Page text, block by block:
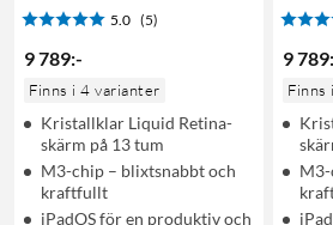
5.0 (5)
9 789:-
Finns i 4 varianter
Kristallklar Liquid Retina-
skärm på 13 tum
M3-chip – blixtsnabbt och
kraftfullt
iPadOS för en produktiv och
9 789:
Finns